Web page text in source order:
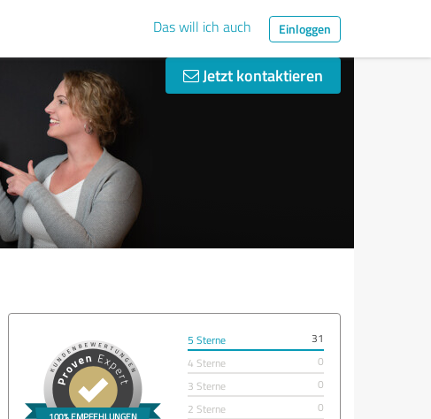
Das will ich auch Einloggen
Jetzt kontaktieren
5 Sterne
31
4 Sterne
0
3 Sterne
0
2 Sterne
0